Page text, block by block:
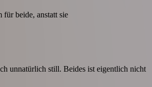
beide, anstatt sie
unnatürlich still. Beides ist eigentlich nicht